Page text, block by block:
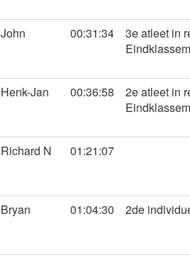
John 00:31:34
3e atleet in
Henk-Jan 00:36:58
2e atleet in
Richard N 01:21:07
Bryan 01:04:30 2de